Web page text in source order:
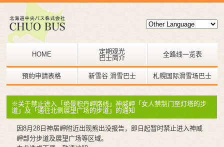
HOME
定期观光
巴士简介
全路线一览表
預約申請表格 新雪谷 滑雪巴士 札幌国际滑雪场巴士
※关于禁止进入「绝景积丹岬路线」神威岬「女人禁制门至灯塔的步
道」及「通往北侧展望广场的步道」的通知
因8月28日神居岬附近出现熊出没报告，即日起暂时禁止进入神威
岬部分步道及展望广场等区域。